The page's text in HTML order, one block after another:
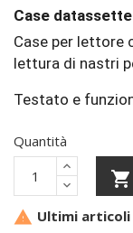
Case
Case per lettore
lettura di nastri
Testato e
Quantità

 Ultimi articoli